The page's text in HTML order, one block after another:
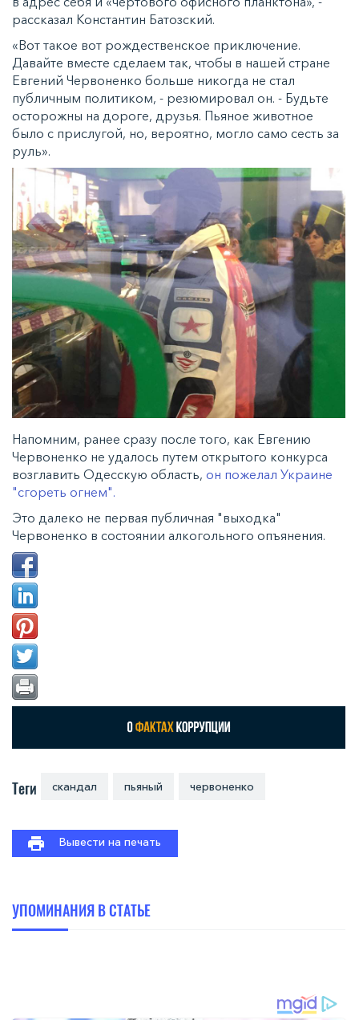
рассказал Константин Батозский.
«Вот такое вот рождественское приключение.
Давайте вместе сделаем так, чтобы в нашей стране
Евгений Червоненко больше никогда не стал
публичным политиком, - резюмировал он. - Будьте
осторожны на дороге, друзья. Пьяное животное
было с прислугой, но, вероятно, могло само сесть за
руль».
Напомним, ранее сразу после того, как Евгению
Червоненко не удалось путем открытого конкурса
возглавить Одесскую область, он пожелал Украине
"сгореть огнем".
Это далеко не первая публичная "выходка"
Червоненко в состоянии алкогольного опъянения.
Теги скандал пьяный червоненко
Вывести на печать
УПОМИНАНИЯ В СТАТЬЕ